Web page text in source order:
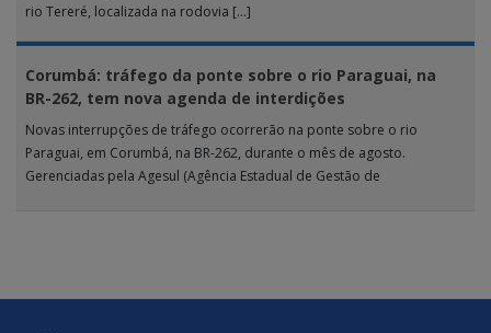
rio Tereré, localizada na rodovia […]
Corumbá: tráfego da ponte sobre o rio Paraguai, na
BR-262, tem nova agenda de interdições
Novas interrupções de tráfego ocorrerão na ponte sobre o rio
Paraguai, em Corumbá, na BR-262, durante o mês de agosto.
Gerenciadas pela Agesul (Agência Estadual de Gestão de